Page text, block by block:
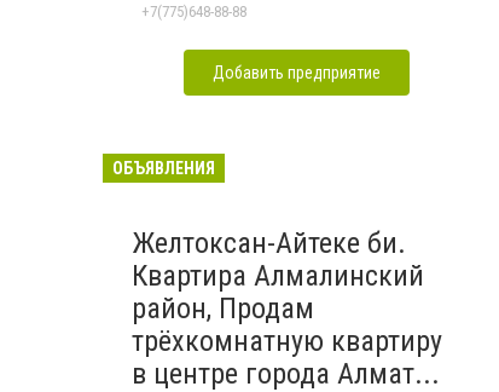
+7(775)648-88-88
Добавить предприятие
ОБЪЯВЛЕНИЯ
Желтоксан-Айтеке би.
Квартира Алмалинский
район, Продам
трёхкомнатную квартиру
в центре города Алмат...